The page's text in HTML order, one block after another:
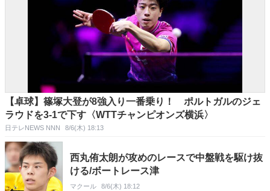
【卓球】篠塚大登が8強入り一番乗り！ ポルトガルのジェ
ラウドを3-1で下す〈WTTチャンピオンズ横浜〉
日テレNEWS NNN 8/6(木) 18:13
西丸侑太朗が攻めのレースで中盤戦を駆け抜
ける/ボートレース津
マクール 8/6(木) 18:12